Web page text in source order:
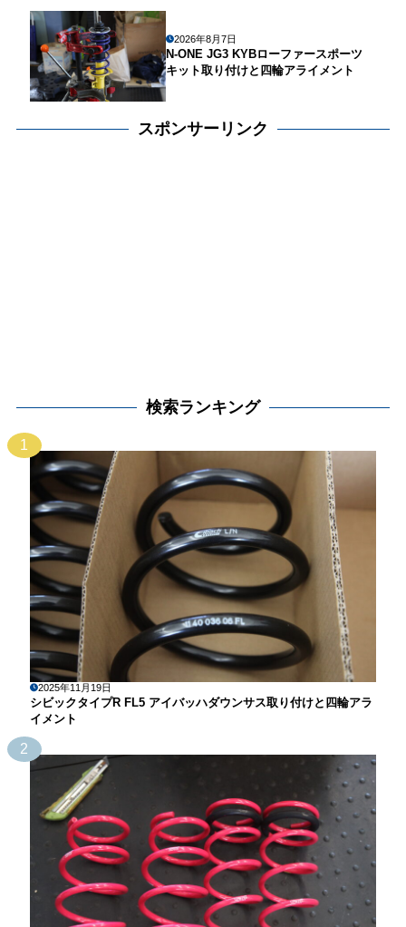
2026年8月7日
N-ONE JG3 KYBローファースポーツ
キット取り付けと四輪アライメント
スポンサーリンク
検索ランキング
1
2025年11月19日
シビックタイプR FL5 アイバッハダウンサス取り付けと四輪アラ
イメント
2